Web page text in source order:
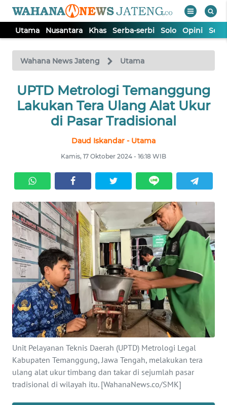
Utama Nusantara Khas Serba-serbi Solo Opini
Wahana News Jateng Utama
UPTD Metrologi Temanggung
Lakukan Tera Ulang Alat Ukur
di Pasar Tradisional
Daud Iskandar - Utama
Kamis, 17 Oktober 2024 - 16:18 WIB
Unit Pelayanan Teknis Daerah (UPTD) Metrologi Legal
Kabupaten Temanggung, Jawa Tengah, melakukan tera
ulang alat ukur timbang dan takar di sejumlah pasar
tradisional di wilayah itu. [WahanaNews.co/SMK]
TV
Tutup
UTAMA
NUSANTARA
SERBA-
SERBI
SOLO
OPINI
SEMARANG
BOROBUDUR
Informasi
INDEKS
BERITA
KONTAK